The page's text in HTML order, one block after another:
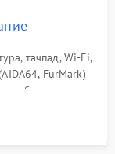
тачпад, Wi-Fi,
FurMark)